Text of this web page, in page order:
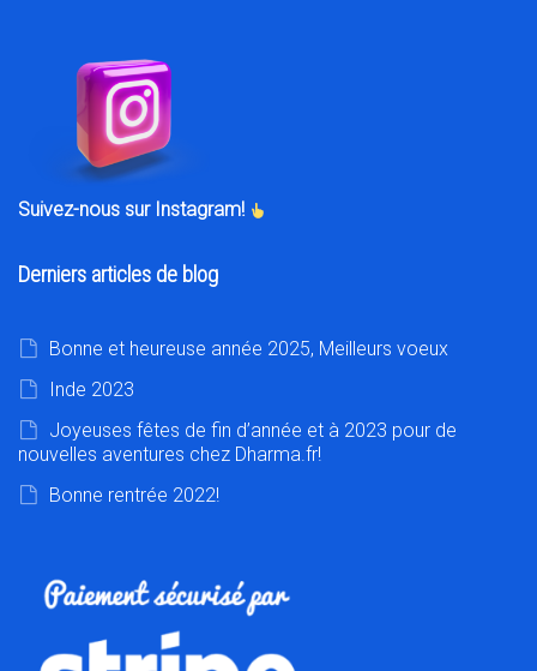
Suivez-nous sur Instagram!
Derniers articles de blog
Bonne et heureuse année 2025, Meilleurs voeux
Inde 2023
Joyeuses fêtes de fin d’année et à 2023 pour de
nouvelles aventures chez Dharma.fr!
Bonne rentrée 2022!